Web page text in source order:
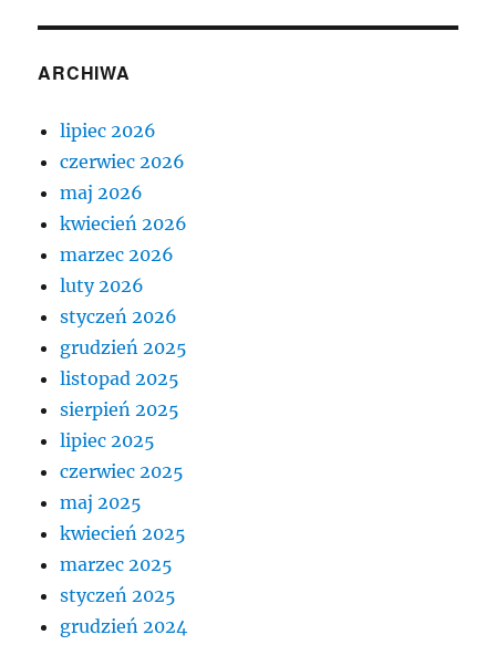
ARCHIWA
lipiec 2026
czerwiec 2026
maj 2026
kwiecień 2026
marzec 2026
luty 2026
styczeń 2026
grudzień 2025
listopad 2025
sierpień 2025
lipiec 2025
czerwiec 2025
maj 2025
kwiecień 2025
marzec 2025
styczeń 2025
grudzień 2024